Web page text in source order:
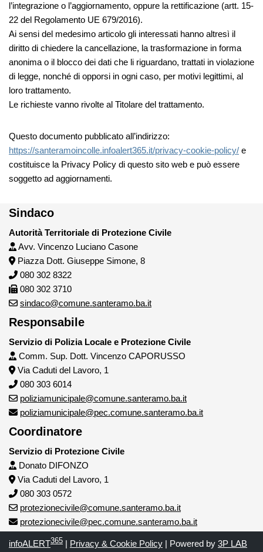
l’integrazione o l’aggiornamento, oppure la rettificazione (artt. 15-
22 del Regolamento UE 679/2016).
Ai sensi del medesimo articolo gli interessati hanno altresì il
diritto di chiedere la cancellazione, la trasformazione in forma
anonima o il blocco dei dati che li riguardano, trattati in violazione
di legge, nonché di opporsi in ogni caso, per motivi legittimi, al
loro trattamento.
Le richieste vanno rivolte al Titolare del trattamento.
Questo documento pubblicato all’indirizzo:
https://santeramoincolle.infoalert365.it/privacy-cookie-policy/ e
costituisce la Privacy Policy di questo sito web e può essere
soggetto ad aggiornamenti.
Sindaco
Autorità Territoriale di Protezione Civile
Avv. Vincenzo Luciano Casone
Piazza Dott. Giuseppe Simone, 8
080 302 8322
080 302 3710
sindaco@comune.santeramo.ba.it
Responsabile
Servizio di Polizia Locale e Protezione Civile
Comm. Sup. Dott. Vincenzo CAPORUSSO
Via Caduti del Lavoro, 1
080 303 6014
poliziamunicipale@comune.santeramo.ba.it
poliziamunicipale@pec.comune.santeramo.ba.it
Coordinatore
Servizio di Protezione Civile
Donato DIFONZO
Via Caduti del Lavoro, 1
080 303 0572
protezionecivile@comune.santeramo.ba.it
protezionecivile@pec.comune.santeramo.ba.it
infoALERT365 | Privacy & Cookie Policy | Powered by 3P LAB